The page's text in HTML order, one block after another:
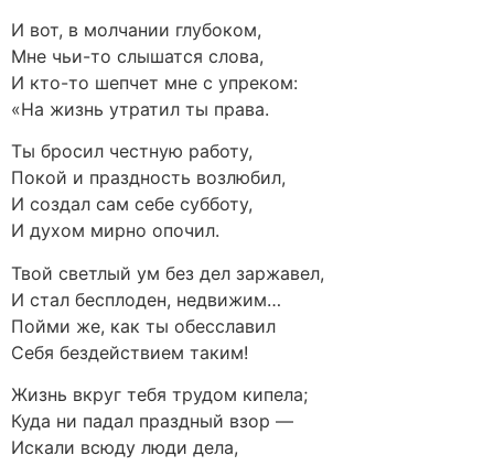
И вот, в молчании глубоком,
Мне чьи-то слышатся слова,
И кто-то шепчет мне с упреком:
«На жизнь утратил ты права.
Ты бросил честную работу,
Покой и праздность возлюбил,
И создал сам себе субботу,
И духом мирно опочил.
Твой светлый ум без дел заржавел,
И стал бесплоден, недвижим…
Пойми же, как ты обесславил
Себя бездействием таким!
Жизнь вкруг тебя трудом кипела;
Куда ни падал праздный взор —
Искали всюду люди дела,